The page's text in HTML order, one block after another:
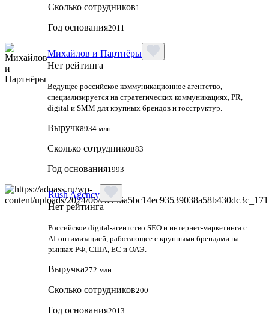
Сколько сотрудников1
Год основания2011
Михайлов и Партнёры
Нет рейтинга
Ведущее российское коммуникационное агентство,
специализируется на стратегических коммуникациях, PR,
digital и SMM для крупных брендов и госструктур.
Выручка934 млн
Сколько сотрудников83
Год основания1993
Rush Agency
Нет рейтинга
Российское digital‑агентство SEO и интернет‑маркетинга с
AI‑оптимизацией, работающее с крупными брендами на
рынках РФ, США, ЕС и ОАЭ.
Выручка272 млн
Сколько сотрудников200
Год основания2013